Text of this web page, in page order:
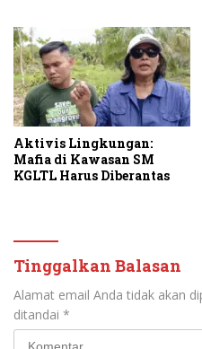
Aktivis Lingkungan:
Mafia di Kawasan SM
KGLTL Harus Diberantas
Tinggalkan Balasan
Alamat email Anda tidak akan
ditandai *